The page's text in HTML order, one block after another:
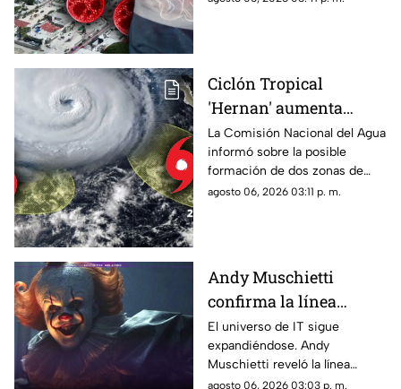
contagiados de
Ciclón Tropical
'Hernan' aumenta
probabilidad de
formación: Vigilan dos
zonas de baja presión
con probablidad de
La Comisión Nacional del Agua
informó sobre la posible
formación de dos zonas de
baja presión con potencial
agosto 06, 2026 03:11 p. m.
Andy Muschietti
confirma la línea
temporal de la segunda
temporada de 'IT'
El universo de IT sigue
expandiéndose. Andy
Muschietti reveló la línea
temporal que seguirá la
agosto 06, 2026 03:03 p. m.